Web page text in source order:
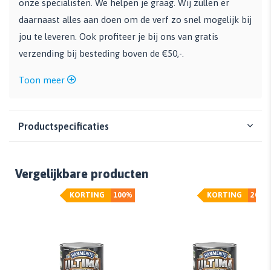
onze specialisten. We helpen je graag. Wij zullen er
daarnaast alles aan doen om de verf zo snel mogelijk bij
jou te leveren. Ook profiteer je bij ons van gratis
verzending bij besteding boven de €50,-.
Toon meer
Productspecificaties
Vergelijkbare producten
100%
KORTING 20%
KORTING